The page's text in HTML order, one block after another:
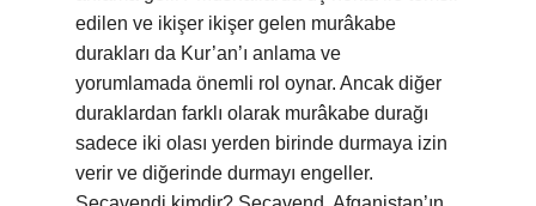
edilen ve ikişer ikişer gelen murâkabe
durakları da Kur’an’ı anlama ve
yorumlamada önemli rol oynar. Ancak diğer
duraklardan farklı olarak murâkabe durağı
sadece iki olası yerden birinde durmaya izin
verir ve diğerinde durmayı engeller.